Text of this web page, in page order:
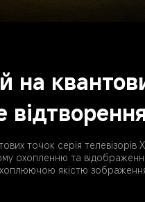
на
точок серія
охопленню та
якістю зображення